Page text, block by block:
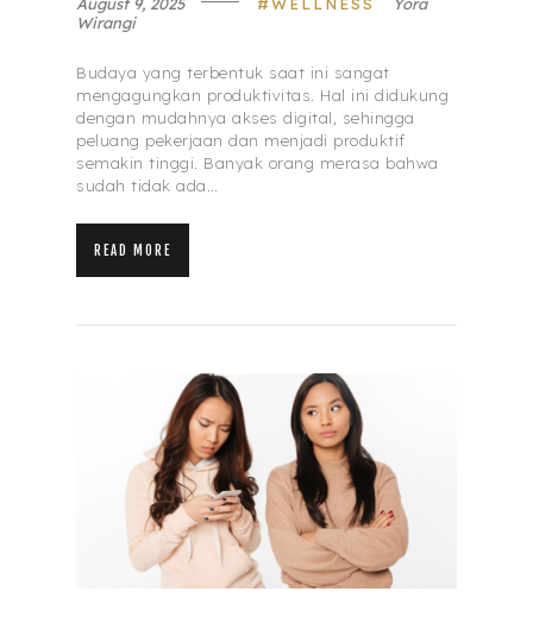
Wirangi
Budaya yang terbentuk saat ini sangat
mengagungkan produktivitas. Hal ini didukung
dengan mudahnya akses digital, sehingga
peluang pekerjaan dan menjadi produktif
semakin tinggi. Banyak orang merasa bahwa
sudah tidak ada…
READ MORE